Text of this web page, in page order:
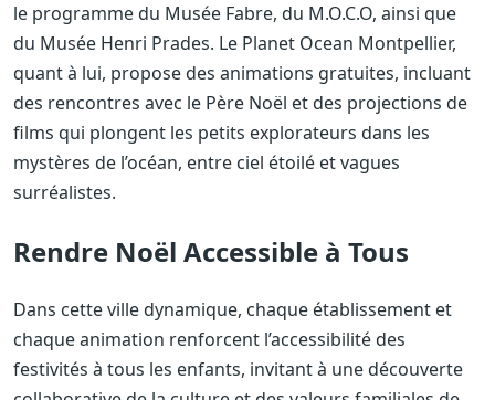
le programme du Musée Fabre, du M.O.C.O, ainsi que
du Musée Henri Prades. Le Planet Ocean Montpellier,
quant à lui, propose des animations gratuites, incluant
des rencontres avec le Père Noël et des projections de
films qui plongent les petits explorateurs dans les
mystères de l’océan, entre ciel étoilé et vagues
surréalistes.
Rendre Noël Accessible à Tous
Dans cette ville dynamique, chaque établissement et
chaque animation renforcent l’accessibilité des
festivités à tous les enfants, invitant à une découverte